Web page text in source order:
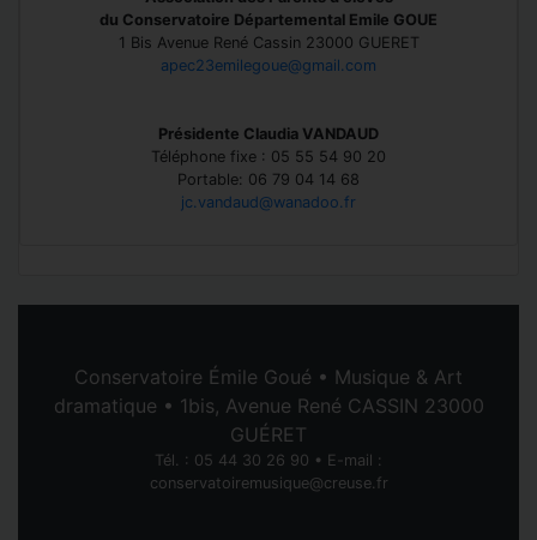
du Conservatoire Départemental Emile GOUE
1 Bis Avenue René Cassin 23000 GUERET
apec23emilegoue@gmail.com
Présidente Claudia VANDAUD
Téléphone fixe : 05 55 54 90 20
Portable: 06 79 04 14 68
jc.vandaud@wanadoo.fr
Conservatoire Émile Goué • Musique & Art
dramatique • 1bis, Avenue René CASSIN 23000
GUÉRET
Tél. : 05 44 30 26 90 • E-mail :
conservatoiremusique@creuse.fr